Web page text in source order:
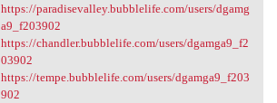
https://paradisevalley.bubblelife.com/users/dgamg
a9_f203902
https://chandler.bubblelife.com/users/dgamga9_f2
03902
https://tempe.bubblelife.com/users/dgamga9_f203
902